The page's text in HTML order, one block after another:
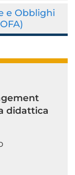
e Obblighi
didattica